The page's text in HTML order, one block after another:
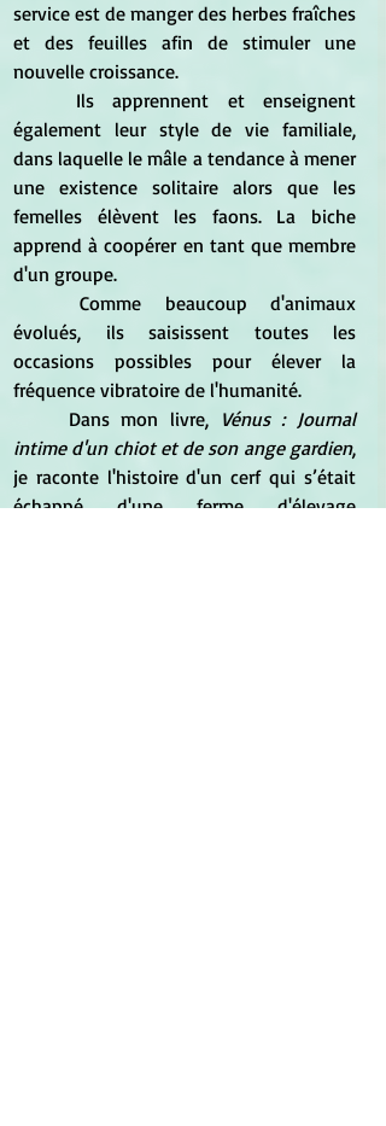
service est de manger des herbes fraîches
et des feuilles afin de stimuler une
nouvelle croissance.
également leur style de vie familiale,
dans laquelle le mâle a tendance à mener
une existence solitaire alors que les
femelles élèvent les faons. La biche
apprend à coopérer en tant que membre
d'un groupe.
	Comme beaucoup d'animaux
évolués, ils saisissent toutes les
occasions possibles pour élever la
fréquence vibratoire de l'humanité.
	Dans mon livre,
Vénus : Journal
intime d'un chiot et de son ange gardien,
je raconte l'histoire d'un cerf qui s’était
échappé d'une ferme d'élevage